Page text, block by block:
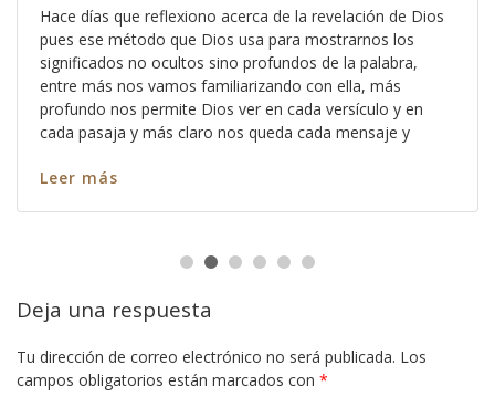
Hace días que reflexiono acerca de la revelación de Dios
pues ese método que Dios usa para mostrarnos los
significados no ocultos sino profundos de la palabra,
entre más nos vamos familiarizando con ella, más
profundo nos permite Dios ver en cada versículo y en
cada pasaja y más claro nos queda cada mensaje y
Leer más
Deja una respuesta
Tu dirección de correo electrónico no será publicada. Los
campos obligatorios están marcados con *